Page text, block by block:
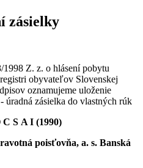
zásielky
Z. z. o hlásení pobytu
obyvateľov Slovenskej
oznamujeme uloženie
úradná zásielka do vlastných rúk
S A I (1990)
poisťovňa, a. s. Banská